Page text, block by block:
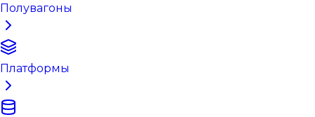
Полувагоны
Платформы